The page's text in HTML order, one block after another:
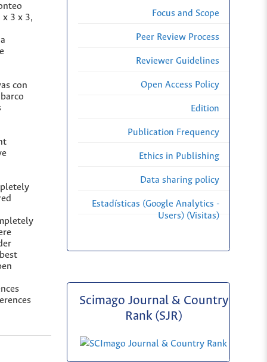
3 x 3,
con
Focus and Scope
Peer Review Process
Reviewer Guidelines
Open Access Policy
Edition
Publication Frequency
Ethics in Publishing
Data sharing policy
Estadísticas (Google Analytics -
Users) (Visitas)
Scimago Journal & Country
Rank (SJR)